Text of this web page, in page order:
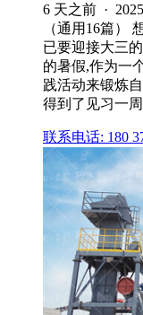
6 天之前 ·
（通用16篇）
已要迎接大三
的暑假,作为一
践活动来锻炼
得到了见习一周
联系电话: 180